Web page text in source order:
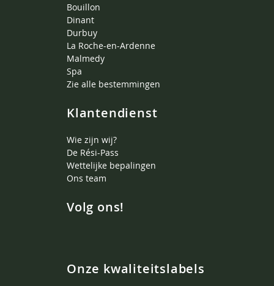
Bouillon
Dinant
Durbuy
La Roche-en-Ardenne
Malmedy
Spa
Zie alle bestemmingen
Klantendienst
Wie zijn wij?
De Rési-Pass
Wettelijke bepalingen
Ons team
Volg ons!
Onze kwaliteitslabels